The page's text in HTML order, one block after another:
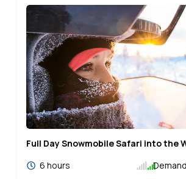
Full Day Snowmobile Safari into the
6 hours